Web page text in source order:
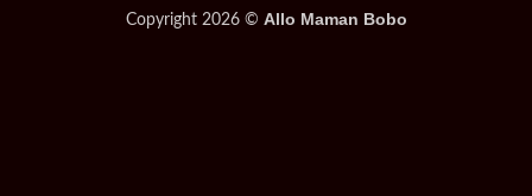
Copyright 2026 © Allo Maman Bobo